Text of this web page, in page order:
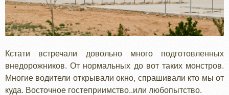
Кстати встречали довольно много подготовленных
внедорожников. От нормальных до вот таких монстров.
Многие водители открывали окно, спрашивали кто мы от
куда. Восточное гостеприимство..или любопытство.